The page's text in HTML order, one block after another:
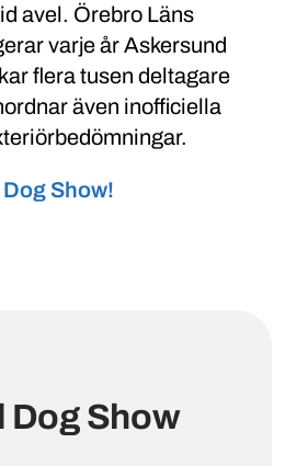
avel. Örebro Läns
varje år Askersund
flera tusen deltagare
även inofficiella
Show!
Dog Show